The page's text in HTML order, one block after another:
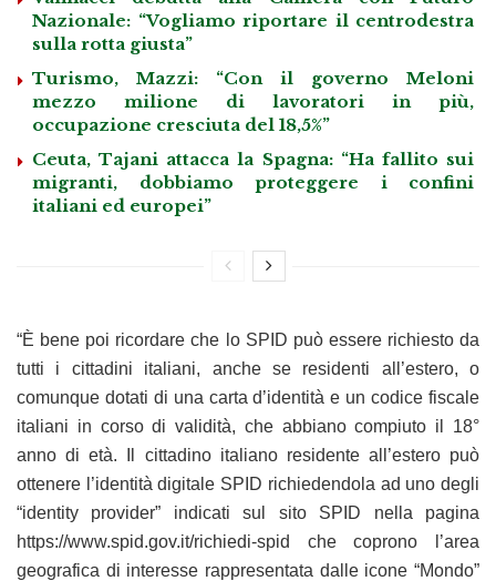
Nazionale: “Vogliamo riportare il centrodestra
sulla rotta giusta”
Turismo, Mazzi: “Con il governo Meloni
mezzo milione di lavoratori in più,
occupazione cresciuta del 18,5%”
Ceuta, Tajani attacca la Spagna: “Ha fallito sui
migranti, dobbiamo proteggere i confini
italiani ed europei”
“È bene poi ricordare che lo SPID può essere richiesto da
tutti i cittadini italiani, anche se residenti all’estero, o
comunque dotati di una carta d’identità e un codice fiscale
italiani in corso di validità, che abbiano compiuto il 18°
anno di età. Il cittadino italiano residente all’estero può
ottenere l’identità digitale SPID richiedendola ad uno degli
“identity provider” indicati sul sito SPID nella pagina
https://www.spid.gov.it/richiedi-spid che coprono l’area
geografica di interesse rappresentata dalle icone “Mondo”